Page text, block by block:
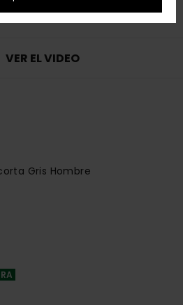
VER EL VIDEO
Gris Hombre